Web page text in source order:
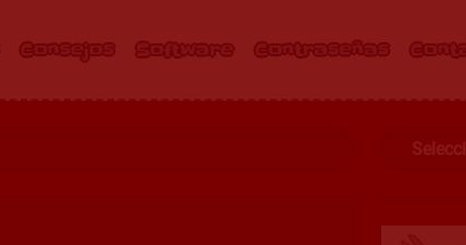
Consejos Software Contraseñas